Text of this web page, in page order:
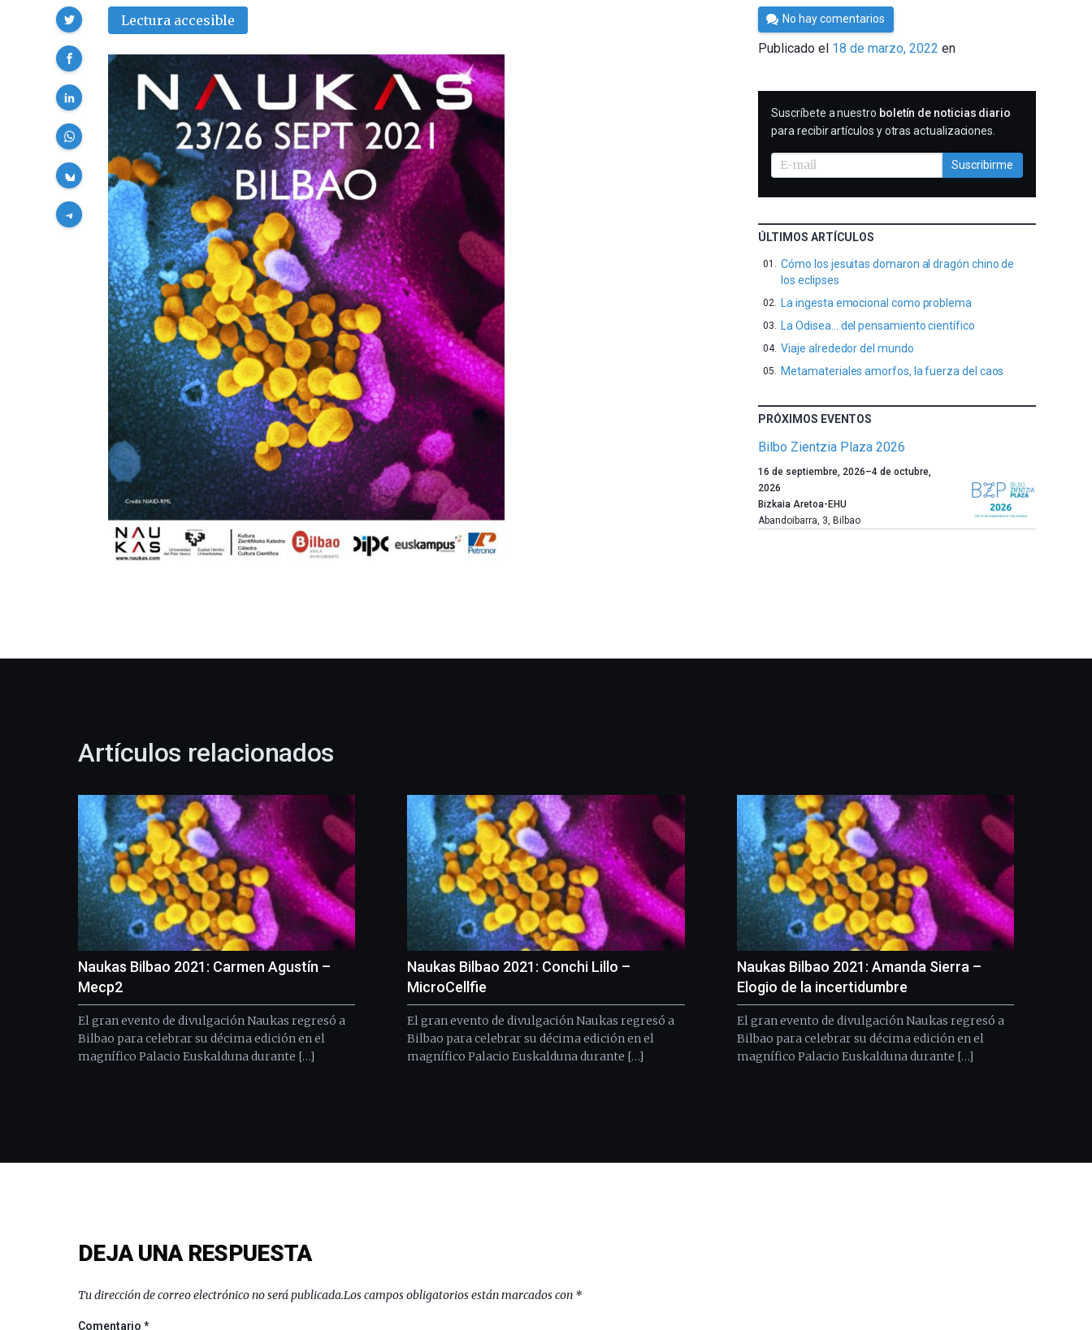
Lectura accesible
Compartir
Por
César
Tomé
No hay comentarios
Publicado el 18 de marzo, 2022 en
SUSCRIBIRME
Suscríbete a nuestro boletín de noticias diario
para recibir artículos y otras actualizaciones.
Suscribirme
ÚLTIMOS ARTÍCULOS
Cómo los jesuitas domaron al dragón chino de
los eclipses
La ingesta emocional como problema
La Odisea… del pensamiento científico
Viaje alrededor del mundo
Metamateriales amorfos, la fuerza del caos
PRÓXIMOS EVENTOS
Bilbo Zientzia Plaza 2026
Un
año
más,
Bilbao
(BZP),
un
festival
que
llenará
la
ciudad
de
monólogos,
exposiciones,
conferencias,
docufórums
y
espectáculos
de
ciencia
del
16 de septiembre, 2026–4 de octubre,
2026
Bizkaia Aretoa-EHU
Abandoibarra, 3, Bilbao
Artículos relacionados
Naukas Bilbao 2021: Carmen Agustín –
Mecp2
El gran evento de divulgación Naukas regresó a
Bilbao para celebrar su décima edición en el
magnífico Palacio Euskalduna durante […]
Naukas Bilbao 2021: Conchi Lillo –
MicroCellfie
El gran evento de divulgación Naukas regresó a
Bilbao para celebrar su décima edición en el
magnífico Palacio Euskalduna durante […]
Naukas Bilbao 2021: Amanda Sierra –
Elogio de la incertidumbre
El gran evento de divulgación Naukas regresó a
Bilbao para celebrar su décima edición en el
magnífico Palacio Euskalduna durante […]
DEJA UNA RESPUESTA
Tu dirección de correo electrónico no será publicada.Los campos obligatorios están marcados con *
Comentario*